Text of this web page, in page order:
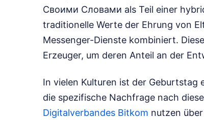
Своими Словами als Teil einer
traditionelle Werte der Ehrung von
Messenger-Dienste kombiniert.
Erzeuger, um deren Anteil an der
In vielen Kulturen ist der Geburtstag
die spezifische Nachfrage nach
Digitalverbandes Bitkom nutzen